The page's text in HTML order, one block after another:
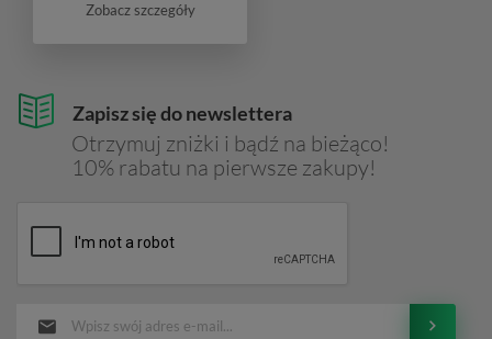
Zapisz się do newslettera
Otrzymuj zniżki i bądź na bieżąco!
10% rabatu na pierwsze zakupy!
Zobacz szczegóły